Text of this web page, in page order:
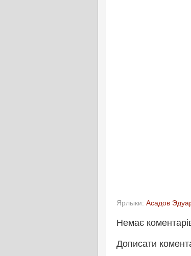
Ярлыки: Асадов
Немає
Дописати